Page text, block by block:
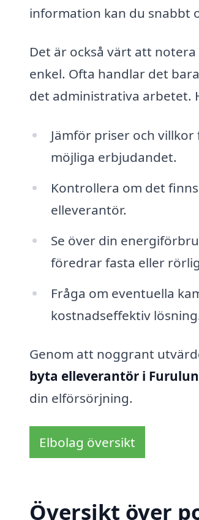
information kan du snabbt
Det är också värt att
enkel. Ofta handlar det
det administrativa arbetet.
Jämför priser och
möjliga erbjudandet.
Kontrollera om det
elleverantör.
Se över din
föredrar fasta eller
Fråga om eventuella
kostnadseffektiv
Genom att noggrant
byta elleverantör i
din elförsörjning.
Elbolag översikt
Översikt över